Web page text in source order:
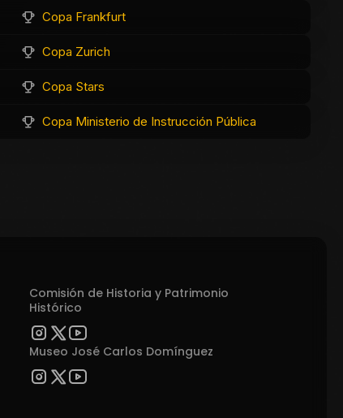
Copa Frankfurt
Copa Zurich
Copa Stars
Copa Ministerio de Instrucción Pública
Comisión de Historia y Patrimonio
Histórico
Museo José Carlos Domínguez